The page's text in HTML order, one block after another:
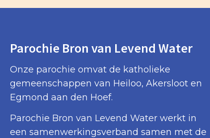
Parochie Bron van Levend Water
Onze parochie omvat de katholieke
gemeenschappen van Heiloo, Akersloot en
Egmond aan den Hoef.
Parochie Bron van Levend Water werkt in
een samenwerkingsverband samen met de